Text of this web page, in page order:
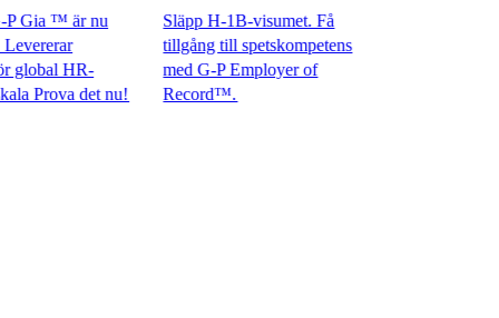
™ är nu
HR-
Prova det nu!​​
Släpp H-1B-visumet. Få
tillgång till spetskompetens
med G-P Employer of
Record™.​​